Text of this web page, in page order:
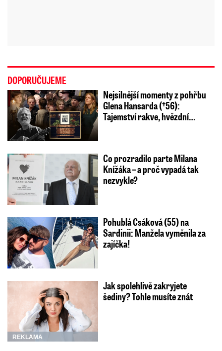
DOPORUČUJEME
Nejsilnější momenty z pohřbu
Glena Hansarda (†56):
Tajemství rakve, hvězdní…
Co prozradilo parte Milana
Knížáka – a proč vypadá tak
nezvykle?
Pohublá Csáková (55) na
Sardinii: Manžela vyměnila za
zajíčka!
REKLAMA
Jak spolehlivě zakryjete
šediny? Tohle musíte znát